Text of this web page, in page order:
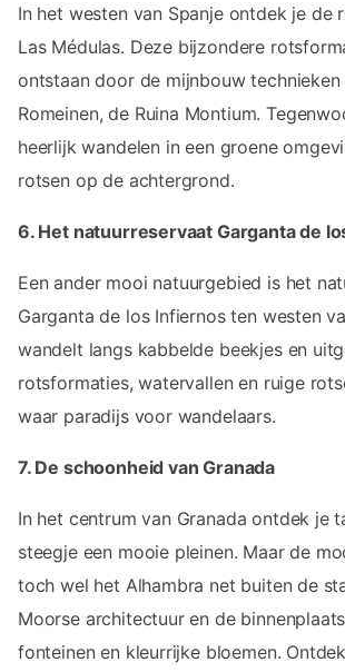
In het westen van Spanje ontdek je de
Las Médulas. Deze bijzondere
ontstaan door de mijnbouw technieken
Romeinen, de Ruina Montium.
heerlijk wandelen in een groene
rotsen op de achtergrond.
6. Het natuurreservaat Garganta de
Een ander mooi natuurgebied is het
Garganta de los Infiernos ten westen
wandelt langs kabbelde beekjes en
rotsformaties, watervallen en ruige
waar paradijs voor wandelaars.
7. De schoonheid van Granada
In het centrum van Granada ontdek je
steegje een mooie pleinen. Maar de
toch wel het Alhambra net buiten de
Moorse architectuur en de
fonteinen en kleurrijke bloemen.